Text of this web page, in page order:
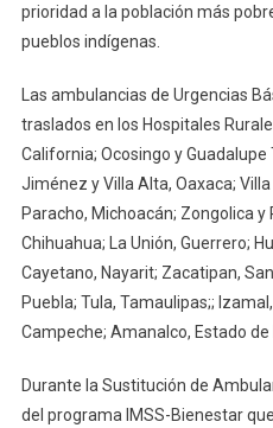
prioridad a la población más
pueblos indígenas.
Las ambulancias de Urgencias
traslados en los Hospitales
California; Ocosingo y
Jiménez y Villa Alta, Oaxaca;
Paracho, Michoacán; Zongolica
Chihuahua; La Unión, Guerrero;
Cayetano, Nayarit; Zacatipan,
Puebla; Tula, Tamaulipas;;
Campeche; Amanalco, Estado de
Durante la Sustitución de
del programa IMSS-Bienestar